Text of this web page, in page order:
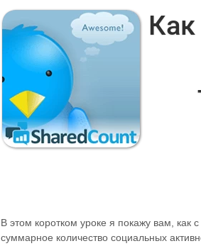
В этом коротком уроке я покажу вам, как
суммарное количество социальных